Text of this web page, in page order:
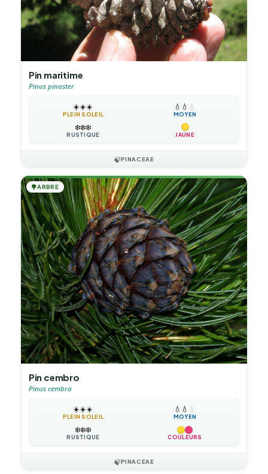
Pin maritime
Pinus pinaster
☀️☀️☀️
PLEIN SOLEIL
💧 💧 💧
MOYEN
❄️❄️❄️
RUSTIQUE JAUNE
🍃PINACEAE
🌳ARBRE
Pin cembro
Pinus cembra
☀️☀️☀️
PLEIN SOLEIL
💧 💧 💧
MOYEN
❄️❄️❄️
RUSTIQUE COULEURS
🍃PINACEAE